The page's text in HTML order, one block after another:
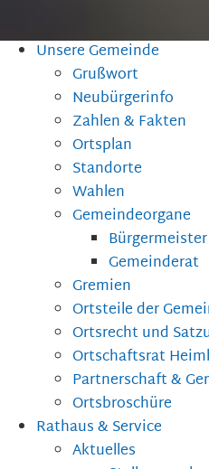
Unsere Gemeinde
Grußwort
Neubürgerinfo
Zahlen & Fakten
Ortsplan
Standorte
Wahlen
Gemeindeorgane
Bürgermeister
Gemeinderat
Gremien
Ortsteile der
Ortsrecht und
Ortschaftsrat
Partnerschaft &
Ortsbroschüre
Rathaus & Service
Aktuelles